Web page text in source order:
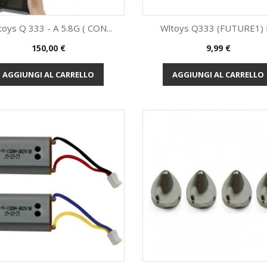
Anteprima
Q 333 - A 5.8G ( CON...
Prezzo
150,00 €
AGGIUNGI AL CARRELLO
Anteprima
Wltoys Q333 (FUTURE1)
Prezzo
9,99 €
AGGIUNGI AL CARRELLO